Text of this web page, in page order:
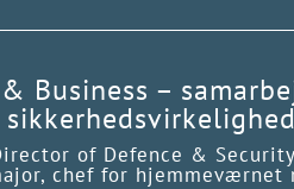
Business –
of Defence &
chef for hjemmeværnet